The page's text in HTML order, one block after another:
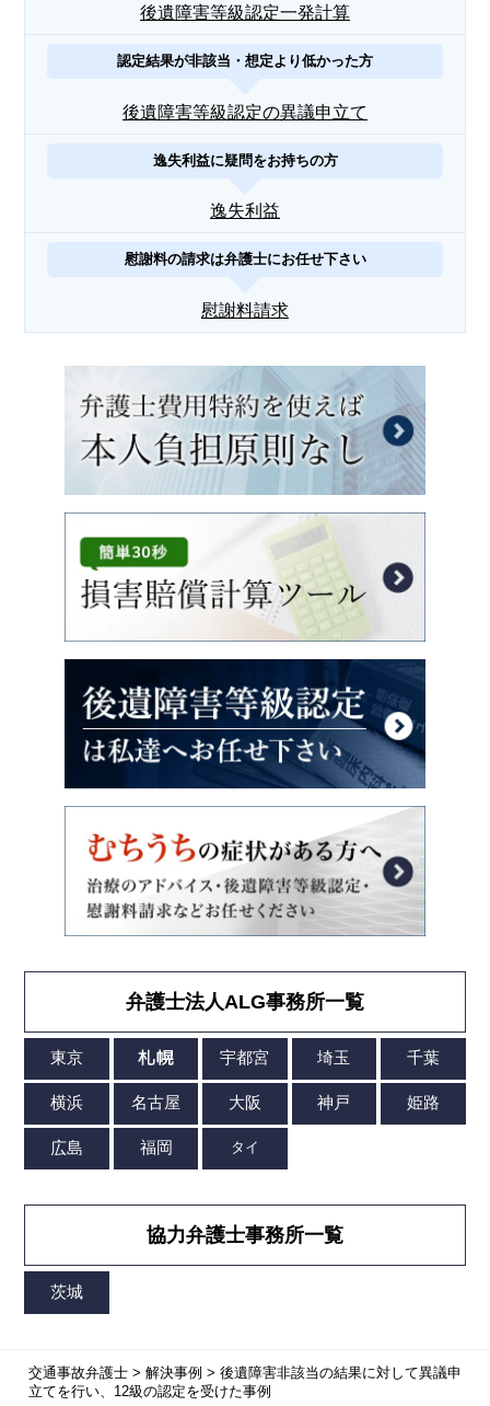
後遺障害等級認定一発計算
認定結果が非該当・想定より低かった方
後遺障害等級認定の異議申立て
逸失利益に疑問をお持ちの方
逸失利益
慰謝料の請求は弁護士にお任せ下さい
慰謝料請求
弁護士法人ALG事務所一覧
協力弁護士事務所一覧
交通事故弁護士> 解決事例 > 後遺障害非該当の結果に対して異議申
立てを行い、12級の認定を受けた事例